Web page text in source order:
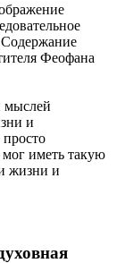
Содержание
Феофана
мыслей
и
мог иметь такую
жизни и